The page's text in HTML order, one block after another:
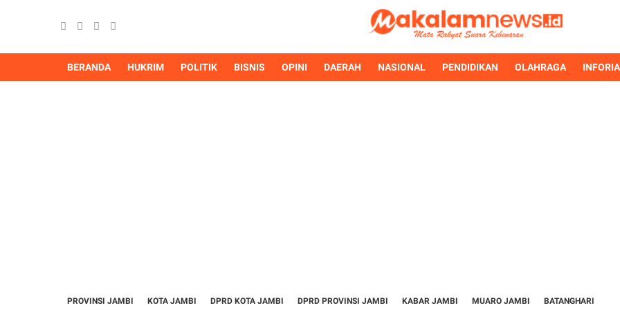
BERANDA HUKRIM POLITIK BISNIS OPINI DAERAH NASIONAL PENDIDIKAN OLAHRAGA
PROVINSI JAMBI KOTA JAMBI DPRD KOTA JAMBI DPRD PROVINSI JAMBI KABAR JAMBI MUARO JAMBI BATANGHARI